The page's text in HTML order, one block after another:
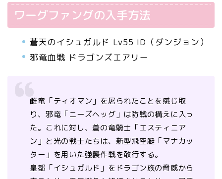
ワーグファングの入手方法
蒼天のイシュガルド Lv55 ID（ダンジョン）
邪竜血戦 ドラゴンズエアリー
雌竜「ティオマン」を屠られたことを感じ取
り、邪竜「ニーズヘッグ」は防戦の構えに入っ
た。これに対し、蒼の竜騎士「エスティニア
ン」と光の戦士たちは、新型飛空艇「マナカッ
ター」を用いた強襲作戦を敢行する。
皇都「イシュガルド」をドラゴン族の脅威から